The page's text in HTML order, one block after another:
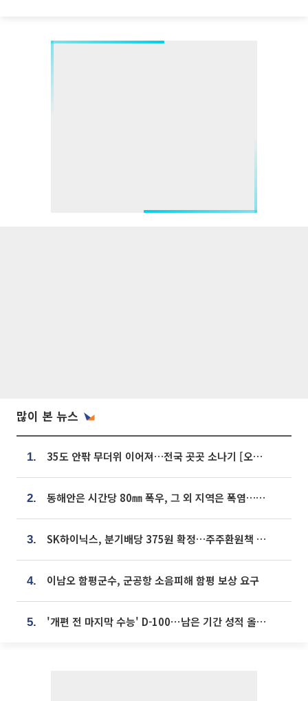
많이 본 뉴스
1. 35도 안팎 무더위 이어져…전국 곳곳 소나기 [오늘 날씨]
2. 동해안은 시간당 80㎜ 폭우, 그 외 지역은 폭염…‘극과 극 날씨’
3. SK하이닉스, 분기배당 375원 확정…주주환원책 9월로 앞당겨 발표
4. 이남오 함평군수, 군공항 소음피해 함평 보상 요구
5. '개편 전 마지막 수능' D-100⋯남은 기간 성적 올릴 전략은